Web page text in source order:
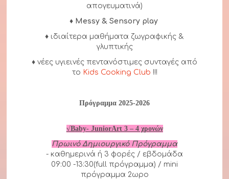
απογευματινά)
♦ Messy & Sensory play
♦ ιδιαίτερα μαθήματα ζωγραφικής &
γλυπτικής
♦ νέες υγιεινές πεντανόστιμες συνταγές από
το Kids Cooking Club !!!
Πρόγραμμα 2025-2026
√Baby- JuniorArt 3 – 4 χρονών
Πρωινό Δημιουργικό Πρόγραμμα
- καθημερινά ή 3 φορές / εβδομάδα
09:00 -13:30(full πρόγραμμα) / mini
πρόγραμμα 2ωρο